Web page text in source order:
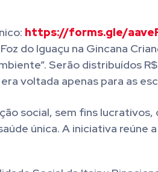
https://forms.gle/
do Iguaçu na Gincana
Serão distribuídos
voltada apenas para as
social, sem fins
única. A iniciativa reúne